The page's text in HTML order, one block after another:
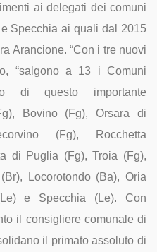
ai delegati dei comuni
Specchia ai quali dal 2015
Arancione. “Con i tre nuovi
“salgono a 13 i Comuni
di questo importante
Bovino (Fg), Orsara di
(Fg), Rocchetta
di Puglia (Fg), Troia (Fg),
Locorotondo (Ba), Oria
e Specchia (Le). Con
il consigliere comunale di
il primato assoluto di